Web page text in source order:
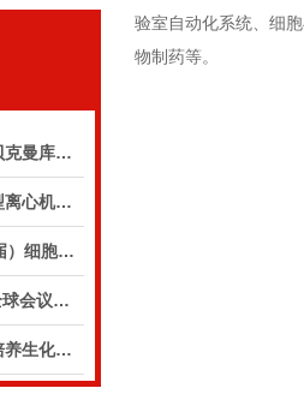
盛夏研途，聚力前行｜贝克曼库尔特生命科学8月活动预告
实验室安全守则：通用型离心机操作与保养的10个要点
邀您参会 | 2026（第十届）细胞外囊泡合规与临床应用大会
邀您参会 | “大国新药”全球会议（CPIC2026）
酶电极技术革新：细胞培养生化分析仪实现精准在线监测
验室自动化系统、细
物制药等。